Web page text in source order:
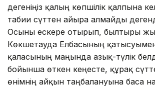
дегеніңіз қалың көпшілік қалпына
табиғи сүттен айыра алмайды
Осыны ескере отырып, былтырғы
Көкшетауда Елбасының
қаласының маңында азық-түлік
бойынша өткен кеңесте, құрғақ
өнімнің айқын таңбалануына баса